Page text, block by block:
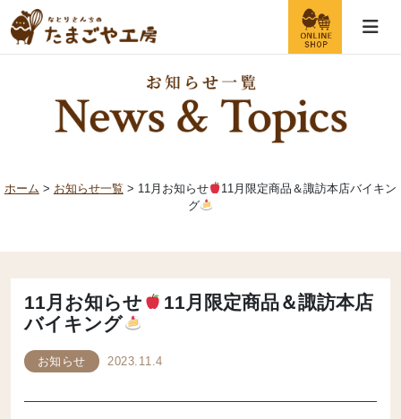
ホーム > お知らせ一覧 > 11月お知らせ
11月限定商品＆諏訪本店バイキン
グ
11月お知らせ
11月限定商品＆諏訪本店
バイキング
お知らせ 2023.11.4